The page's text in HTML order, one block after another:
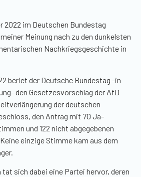
2022 im Deutschen Bundestag
Meinung nach zu den dunkelsten
Nachkriegsgeschichte in
beriet der Deutsche Bundestag -in
den Gesetzesvorschlag der AfD
der deutschen
den Antrag mit 70 Ja-
und 122 nicht abgegebenen
einzige Stimme kam aus dem
sich dabei eine Partei hervor, deren